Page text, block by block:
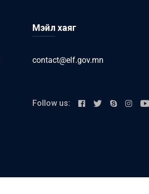
Мэйл хаяг
contact@elf.gov.mn
Follow us: